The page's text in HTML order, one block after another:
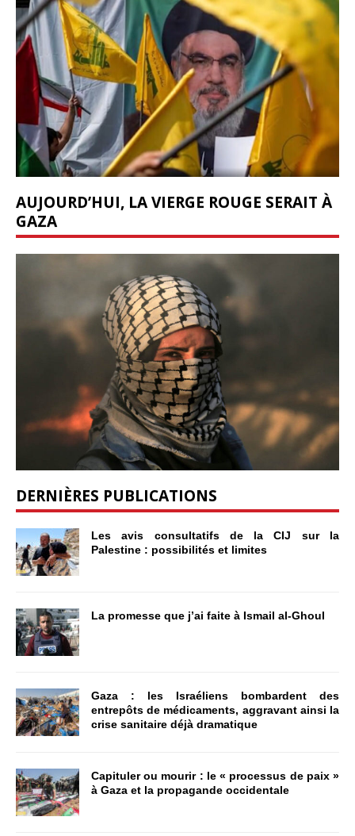
AUJOURD’HUI, LA VIERGE ROUGE SERAIT À
GAZA
DERNIÈRES PUBLICATIONS
Les avis consultatifs de la CIJ sur la
Palestine : possibilités et limites
La promesse que j’ai faite à Ismail al-Ghoul
Gaza : les Israéliens bombardent des
entrepôts de médicaments, aggravant ainsi la
crise sanitaire déjà dramatique
Capituler ou mourir : le « processus de paix »
à Gaza et la propagande occidentale